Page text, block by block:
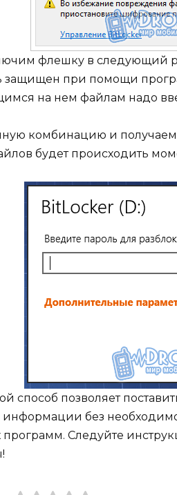
флешку в следующий
защищен при помощи
на нем файлам надо
комбинацию и
будет происходить
способ позволяет
информации без
Следуйте